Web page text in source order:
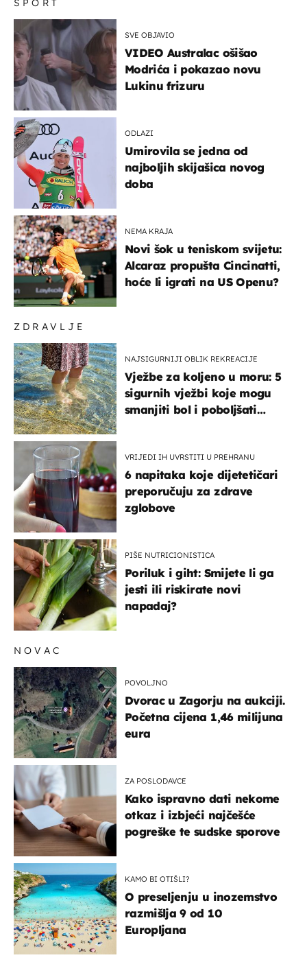
ZDRAVLJE
NAJSIGURNIJI OBLIK REKREACIJE
Vježbe za koljeno u moru: 5
sigurnih vježbi koje mogu
smanjiti bol i poboljšati
VRIJEDI IH UVRSTITI U PREHRANU
6 napitaka koje dijetetičari
preporučuju za zdrave
zglobove
PIŠE NUTRICIONISTICA
Poriluk i giht: Smijete li ga
jesti ili riskirate novi
napadaj?
SPORT
SVE OBJAVIO
VIDEO Australac ošišao
Modrića i pokazao novu
Lukinu frizuru
ODLAZI
Umirovila se jedna od
najboljih skijašica novog
doba
NEMA KRAJA
Novi šok u teniskom svijetu:
Alcaraz propušta Cincinatti,
hoće li igrati na US Openu?
NOVAC
POVOLJNO
Dvorac u Zagorju na aukciji.
Početna cijena 1,46 milijuna
eura
ZA POSLODAVCE
Kako ispravno dati nekome
otkaz i izbjeći najčešće
pogreške te sudske sporove
KAMO BI OTIŠLI?
O preseljenju u inozemstvo
razmišlja 9 od 10
Europljana